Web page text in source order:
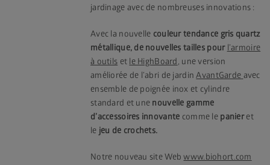
jardinage avec de nombreuses innovations :
Avec la nouvelle couleur tendance gris quartz
métallique, de nouvelles tailles pour l’armoire
à outils et le HighBoard, une version
améliorée de l’abri de jardinAvantGarde avec
ensemble de poignée inox et cylindre
standard et une nouvelle gamme
d’accessoires innovante comme le panieret
le jeu de crochets.
Notre nouveau site Webwww.biohort.com